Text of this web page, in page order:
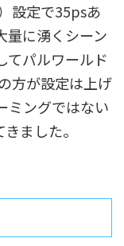
設定で35psあ
量に湧くシーン
てパルワールド
方が設定は上げ
ミングではない
ました。